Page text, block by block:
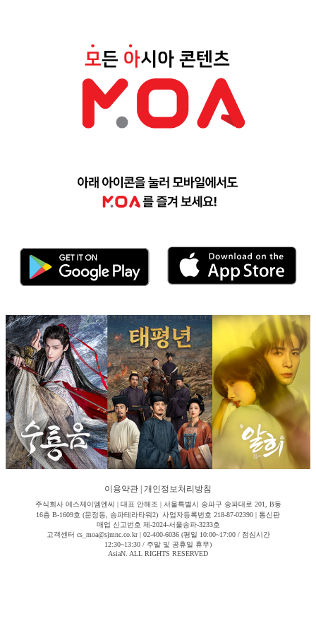
이용약관 개인정보처리방침
주식회사 에스제이엠엔씨 | 대표 안해조 | 서울특별시 송파구 송파대로 201, B동
16층 B-1609호 (문정동, 송파테라타워2) 사업자등록번호 218-87-02390 | 통신판
매업 신고번호 제-2024-서울송파-3233호
고객센터 cs_moa@sjmnc.co.kr | 02-400-6036 (평일 10:00~17:00 / 점심시간
12:30~13:30 / 주말 및 공휴일 휴무)
AsiaN. ALL RIGHTS RESERVED